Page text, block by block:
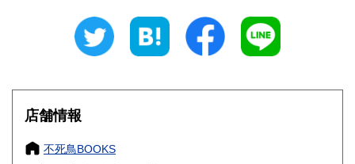
300円 富山県
300円 福井県
300円 300円
岐阜県
愛知県
店舗情報
不死鳥BOOKS